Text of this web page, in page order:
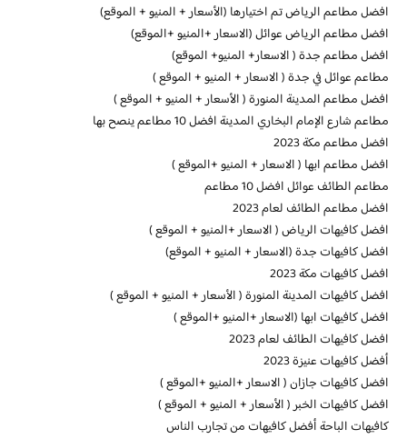
افضل مطاعم الرياض تم اختيارها (الأسعار + المنيو + الموقع)
افضل مطاعم الرياض عوائل (الاسعار +المنيو +الموقع)
افضل مطاعم جدة ( الاسعار+ المنيو+ الموقع)
مطاعم عوائل في جدة ( الاسعار + المنيو + الموقع )
افضل مطاعم المدينة المنورة ( الأسعار + المنيو + الموقع )
مطاعم شارع الإمام البخاري المدينة افضل 10 مطاعم ينصح بها
افضل مطاعم مكة 2023
افضل مطاعم ابها ( الاسعار + المنيو +الموقع )
مطاعم الطائف عوائل افضل 10 مطاعم
افضل مطاعم الطائف لعام 2023
افضل كافيهات الرياض ( الاسعار +المنيو + الموقع )
افضل كافيهات جدة (الاسعار + المنيو + الموقع)
افضل كافيهات مكة 2023
افضل كافيهات المدينة المنورة ( الأسعار + المنيو + الموقع )
افضل كافيهات ابها (الاسعار +المنيو +الموقع )
افضل كافيهات الطائف لعام 2023
أفضل كافيهات عنيزة 2023
افضل كافيهات جازان ( الاسعار +المنيو +الموقع )
افضل كافيهات الخبر ( الأسعار + المنيو + الموقع )
كافيهات الباحة أفضل كافيهات من تجارب الناس